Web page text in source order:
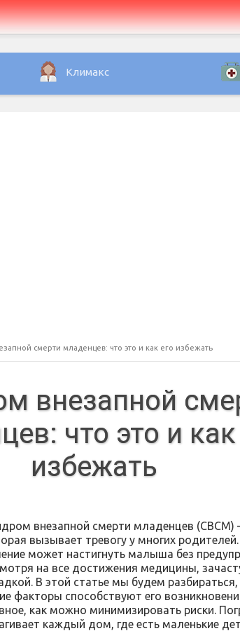
Климакс
смерти младенцев: что это и как его избежать
внезапной
что это и как
избежать
внезапной смерти младенцев (СВСМ)
вызывает тревогу у многих
может настигнуть малыша без
на все достижения медицины,
В этой статье мы будем
факторы способствуют его
как можно минимизировать риски.
каждый дом, где есть маленькие